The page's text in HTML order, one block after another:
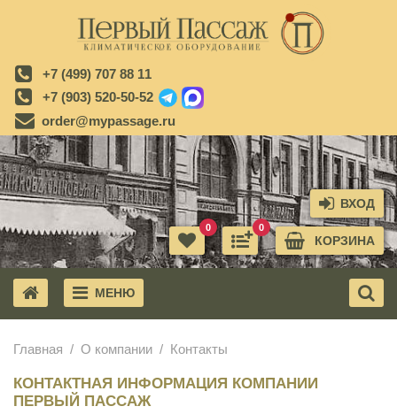
+7 (499) 707 88 11
+7 (903) 520-50-52
order@mypassage.ru
ВХОД
КОРЗИНА
0
0
МЕНЮ
Главная О компании Контакты
КОНТАКТНАЯ ИНФОРМАЦИЯ КОМПАНИИ
ПЕРВЫЙ ПАССАЖ